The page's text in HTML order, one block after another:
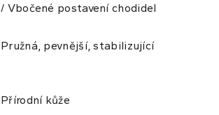
/ Vbočené postavení chodidel
Pružná, pevnější, stabilizující
Přírodní kůže